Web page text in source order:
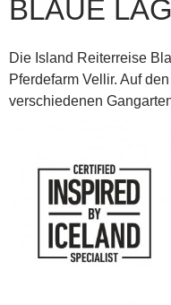
BLAUE
Die Island Reiterreise
Pferdefarm Vellir. Auf
verschiedenen